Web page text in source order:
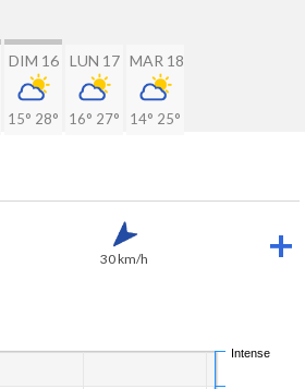
DIM 16
15° 28°
LUN 17
16° 27°
MAR 18
14° 25°
30 km/h
Intense